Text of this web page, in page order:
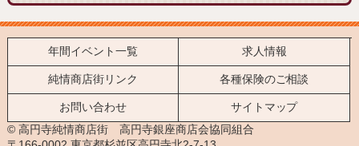
年間イベント一覧 求人情報
純情商店街リンク 各種保険のご相談
お問い合わせ
サイトマップ
© 高円寺純情商店街 高円寺銀座商店会協同組合